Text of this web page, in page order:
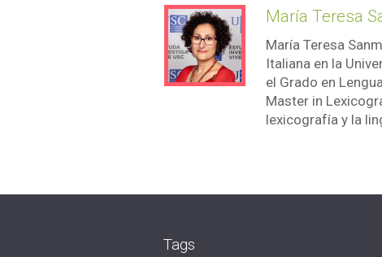
María Teresa
María Teresa
Italiana en la
el Grado en
Master in
lexicografía y la
Tags